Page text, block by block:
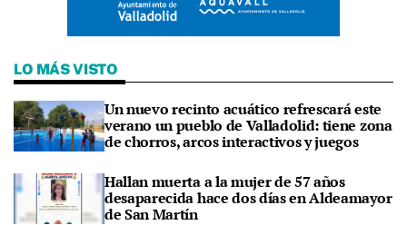
LO MÁS VISTO
Un nuevo recinto acuático refrescará este
verano un pueblo de Valladolid: tiene zona
de chorros, arcos interactivos y juegos
Hallan muerta a la mujer de 57 años
desaparecida hace dos días en Aldeamayor
de San Martín